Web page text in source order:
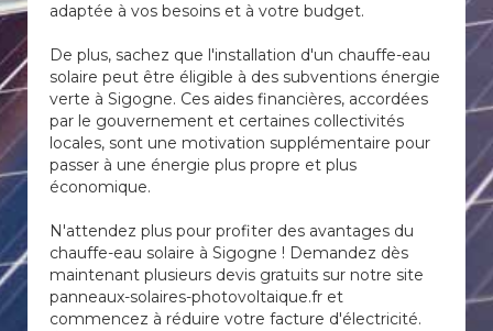
adaptée à vos besoins et à votre budget.
De plus, sachez que l'installation d'un chauffe-eau
solaire peut être éligible à des subventions énergie
verte à Sigogne. Ces aides financières, accordées
par le gouvernement et certaines collectivités
locales, sont une motivation supplémentaire pour
passer à une énergie plus propre et plus
économique.
N'attendez plus pour profiter des avantages du
chauffe-eau solaire à Sigogne ! Demandez dès
maintenant plusieurs devis gratuits sur notre site
panneaux-solaires-photovoltaique.fr et
commencez à réduire votre facture d'électricité.